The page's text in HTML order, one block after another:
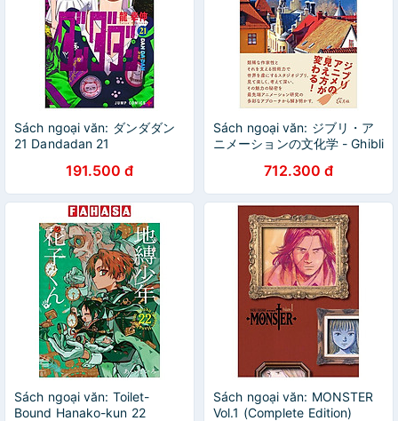
Sách ngoại văn: ダンダダン
21 Dandadan 21
191.500 đ
Sách ngoại văn: ジブリ・ア
ニメーションの文化学 - Ghibli
712.300 đ
Sách ngoại văn: Toilet-
Bound Hanako-kun 22
Sách ngoại văn: MONSTER
Vol.1 (Complete Edition)